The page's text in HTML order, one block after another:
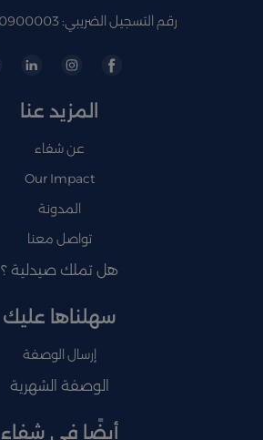
رقم التسجيل الضريبي: 311205970900003
المزيد عنا
عن شفاء
Our Impact
المدونة
تواصل معنا
هل تملك صيدلية ؟
سهلناها عليك
إرسال الوصفة
الوصفة الشهرية
أيضًا في شفاء